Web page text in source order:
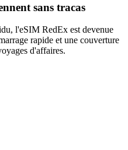
sans tracas
l'eSIM RedEx est devenue
rapide et une couverture
d'affaires.